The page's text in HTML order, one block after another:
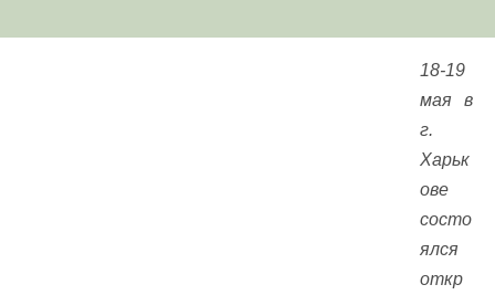
18-19
мая в
г.
Харьк
ове
состо
ялся
откр